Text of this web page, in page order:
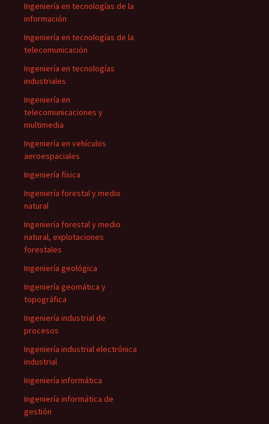
Ingeniería en tecnologías de la
información
Ingeniería en tecnologías de la
telecomunicación
Ingeniería en tecnologías
industriales
Ingeniería en
telecomunicaciones y
multimedia
Ingeniería en vehículos
aeroespaciales
Ingeniería física
Ingeniería forestal y medio
natural
Ingeniería forestal y medio
natural, explotaciones
forestales
Ingeniería geológica
Ingeniería geomática y
topográfica
Ingeniería industrial de
procesos
Ingeniería industrial electrónica
industrial
Ingeniería informática
Ingeniería informática de
gestión